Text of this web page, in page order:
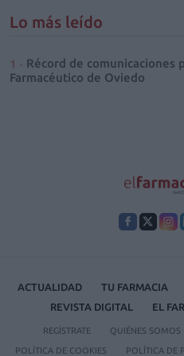
Lo más leído
Récord de comunicaciones
Farmacéutico de Oviedo
ACTUALIDAD TU FARMACIA
REVISTA DIGITAL
EL
REGÍSTRATE QUIÉNES SOMOS
POLÍTICA DE COOKIES POLÍTICA DE